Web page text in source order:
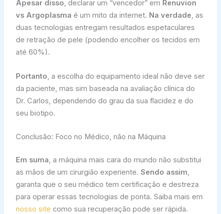
Apesar disso, declarar um “vencedor” em Renuvion
vs Argoplasma é um mito da internet. Na verdade, as
duas tecnologias entregam resultados espetaculares
de retração de pele (podendo encolher os tecidos em
até 60%).
Portanto , a escolha do equipamento ideal não deve ser
da paciente, mas sim baseada na avaliação clínica do
Dr. Carlos, dependendo do grau da sua flacidez e do
seu biotipo.
Conclusão: Foco no Médico, não na Máquina
Em suma, a máquina mais cara do mundo não substitui
as mãos de um cirurgião experiente. Sendo assim,
garanta que o seu médico tem certificação e destreza
para operar essas tecnologias de ponta. Saiba mais em
nosso site como sua recuperação pode ser rápida.